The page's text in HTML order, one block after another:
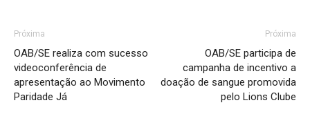
Próxima
OAB/SE realiza com sucesso
videoconferência de
apresentação ao Movimento
Paridade Já
Próxima
OAB/SE participa de
campanha de incentivo a
doação de sangue promovida
pelo Lions Clube